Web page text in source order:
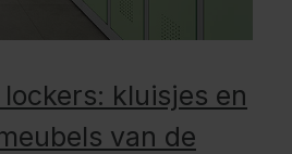
kluisjes en
van de